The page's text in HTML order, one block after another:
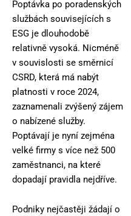
Poptávka po poradenských
službách souvisejících s
ESG je dlouhodobě
relativně vysoká. Nicméně
v souvislosti se směrnicí
CSRD, která má nabýt
platnosti v roce 2024,
zaznamenali zvýšený zájem
o nabízené služby.
Poptávají je nyní zejména
velké firmy s více než 500
zaměstnanci, na které
dopadají pravidla nejdříve.
Podniky nejčastěji žádají o